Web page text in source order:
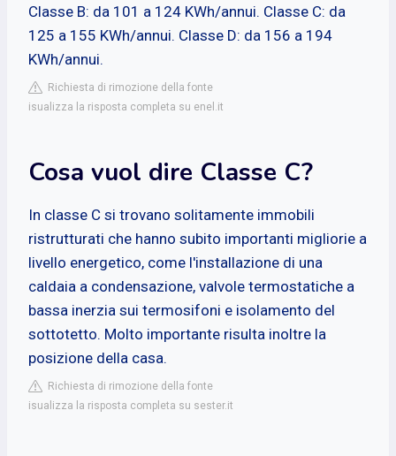
Classe B: da 101 a 124 KWh/annui. Classe C: da
125 a 155 KWh/annui. Classe D: da 156 a 194
KWh/annui.
Richiesta di rimozione della fonte
isualizza la risposta completa su enel.it
Cosa vuol dire Classe C?
In classe C si trovano solitamente immobili
ristrutturati che hanno subito importanti migliorie a
livello energetico, come l'installazione di una
caldaia a condensazione, valvole termostatiche a
bassa inerzia sui termosifoni e isolamento del
sottotetto. Molto importante risulta inoltre la
posizione della casa.
Richiesta di rimozione della fonte
isualizza la risposta completa su sester.it